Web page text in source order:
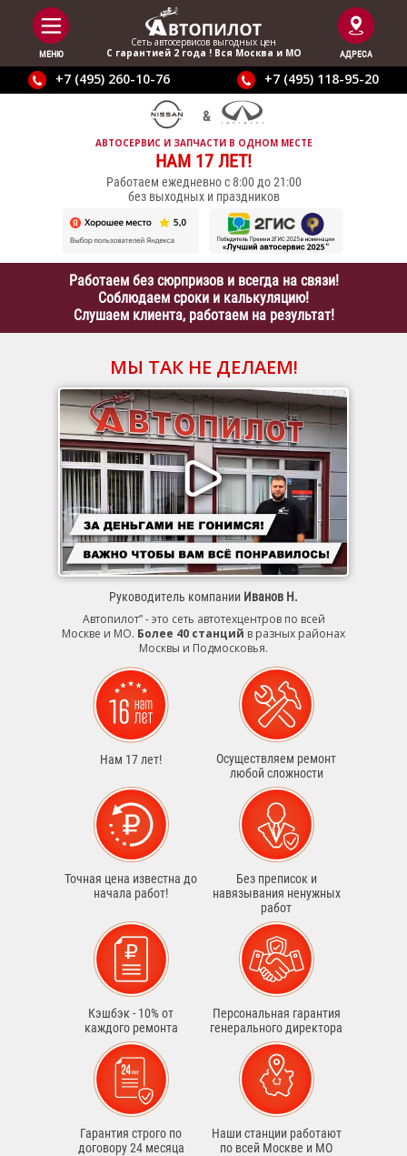
МЕНЮ
Сеть автосервисов выгодныx цен
С гарантией 2 года ! Вся Москва и МО
АДРЕСА
+7 (495) 260-10-76 +7 (495) 118-95-20
АВТОСЕРВИС И ЗАПЧАСТИ В ОДНОМ МЕСТЕ
НАМ 17 ЛЕТ!
Работаем ежедневно с 8:00 до 21:00
без выходных и праздников
Работаем без сюрпризов и всегда на связи!
Соблюдаем сроки и калькуляцию!
Слушаем клиента, работаем на результат!
МЫ ТАК НЕ ДЕЛАЕМ!
Руководитель компании Иванов Н.
Автопилот” - это сеть автотехцентров по всей
Москве и МО. Более 40 станций в разных районах
Москвы и Подмосковья.
Нам 17 лет!
Осуществляем ремонт
любой сложности
Точная цена известна до
начала работ!
Без преписок и
навязывания ненужных
работ
Кэшбэк - 10% от
каждого ремонта
Персональная гарантия
генерального директора
Гарантия строго по
договору 24 месяца
Наши станции работают
по всей Москве и МО